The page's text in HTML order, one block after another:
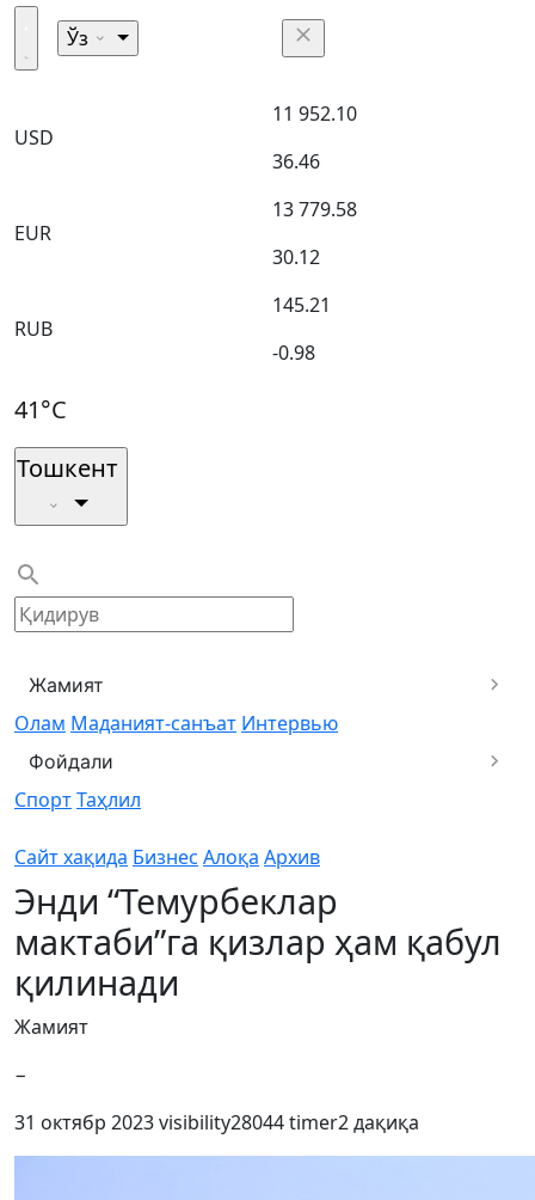
Ўз
USD
11 952.10
36.46
EUR
13 779.58
30.12
RUB
145.21
-0.98
41°C
Тошкент
Жамият
Олам Маданият-санъат Интервью
Фойдали
СпортТаҳлил
Сайт хақида Бизнес Алоқа Архив
Энди “Темурбеклар
мактаби”га қизлар ҳам қабул
қилинади
Жамият
−
31 октябр 2023visibility28044timer2 дақиқа